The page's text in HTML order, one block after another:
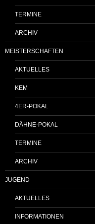
TERMINE
ARCHIV
MEISTERSCHAFTEN
AKTUELLES
KEM
4ER-POKAL
DÄHNE-POKAL
TERMINE
ARCHIV
JUGEND
AKTUELLES
INFORMATIONEN